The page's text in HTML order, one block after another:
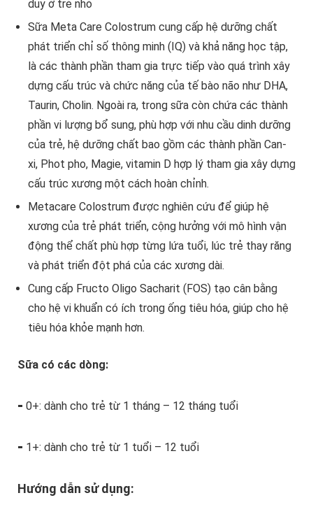
duy ở trẻ nhỏ
Sữa Meta Care Colostrum cung cấp hệ dưỡng chất
phát triển chỉ số thông minh (IQ) và khả năng học tập,
là các thành phần tham gia trực tiếp vào quá trình xây
dựng cấu trúc và chức năng của tế bào não như DHA,
Taurin, Cholin. Ngoài ra, trong sữa còn chứa các thành
phần vi lượng bổ sung, phù hợp với nhu cầu dinh dưỡng
của trẻ, hệ dưỡng chất bao gồm các thành phần Can-
xi, Phot pho, Magie, vitamin D hợp lý tham gia xây dựng
cấu trúc xương một cách hoàn chỉnh.
Metacare Colostrum được nghiên cứu để giúp hệ
xương của trẻ phát triển, cộng hưởng với mô hình vận
động thể chất phù hợp từng lứa tuổi, lúc trẻ thay răng
và phát triển đột phá của các xương dài.
Cung cấp Fructo Oligo Sacharit (FOS) tạo cân bằng
cho hệ vi khuẩn có ích trong ống tiêu hóa, giúp cho hệ
tiêu hóa khỏe mạnh hơn.
Sữa có các dòng:
⁃ 0+: dành cho trẻ từ 1 tháng – 12 tháng tuổi
⁃ 1+: dành cho trẻ từ 1 tuổi – 12 tuổi
Hướng dẫn sử dụng: